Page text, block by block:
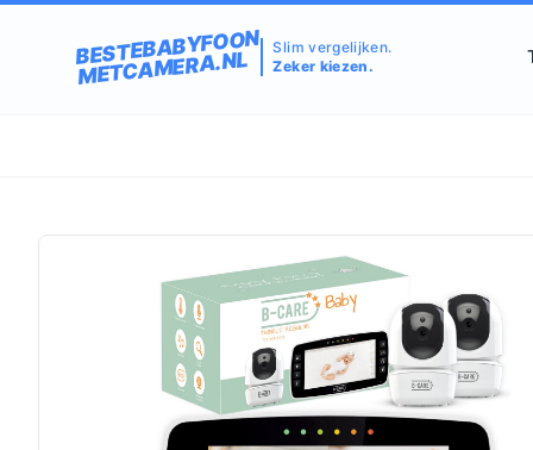
BESTEBABYFOON
METCAMERA.NL
Slim vergelijken.
Zeker kiezen.